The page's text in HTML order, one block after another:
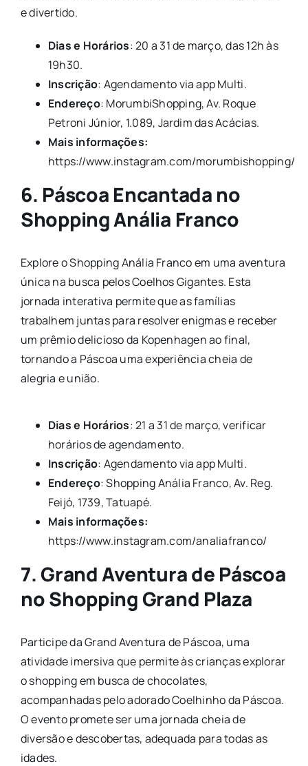
e divertido.
Dias e Horários: 20 a 31 de março, das 12h às
19h30.
Inscrição: Agendamento via app Multi.
Endereço: MorumbiShopping, Av. Roque
Petroni Júnior, 1.089, Jardim das Acácias.
Mais informações:
https://www.instagram.com/morumbishopping/
6. Páscoa Encantada no
Shopping Anália Franco
Explore o Shopping Anália Franco em uma aventura
única na busca pelos Coelhos Gigantes. Esta
jornada interativa permite que as famílias
trabalhem juntas para resolver enigmas e receber
um prêmio delicioso da Kopenhagen ao final,
tornando a Páscoa uma experiência cheia de
alegria e união.
Dias e Horários: 21 a 31 de março, verificar
horários de agendamento.
Inscrição: Agendamento via app Multi.
Endereço: Shopping Anália Franco, Av. Reg.
Feijó, 1739, Tatuapé.
Mais informações:
https://www.instagram.com/analiafranco/
7. Grand Aventura de Páscoa
no Shopping Grand Plaza
Participe da Grand Aventura de Páscoa, uma
atividade imersiva que permite às crianças explorar
o shopping em busca de chocolates,
acompanhadas pelo adorado Coelhinho da Páscoa.
O evento promete ser uma jornada cheia de
diversão e descobertas, adequada para todas as
idades.